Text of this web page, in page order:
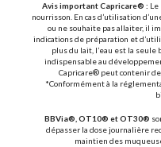
Avis important Capricare® :
nourrisson. En cas d’utilisation
ou ne souhaite pas allaiter, il
indications de préparation et
plus du lait, l’eau est la
indispensable au
Capricare® peut contenir
*Conformément à la
BBVia®, OT10® et OT30®
dépasser la dose journalière
maintien des